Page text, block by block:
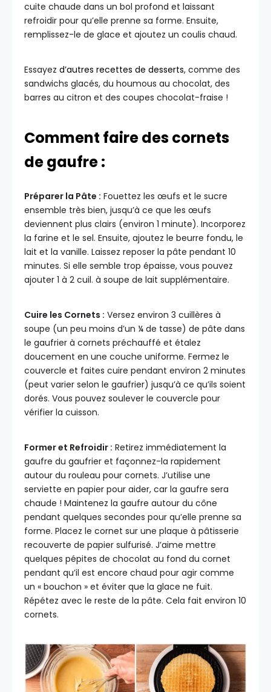
cuite chaude dans un bol profond et laissant
refroidir pour qu’elle prenne sa forme. Ensuite,
remplissez-le de glace et ajoutez un coulis chaud.
Essayez d’autres recettes de desserts, comme des
sandwichs glacés, du houmous au chocolat, des
barres au citron et des coupes chocolat-fraise !
Comment faire des cornets
de gaufre :
Préparer la Pâte : Fouettez les œufs et le sucre
ensemble très bien, jusqu’à ce que les œufs
deviennent plus clairs (environ 1 minute). Incorporez
la farine et le sel. Ensuite, ajoutez le beurre fondu, le
lait et la vanille. Laissez reposer la pâte pendant 10
minutes. Si elle semble trop épaisse, vous pouvez
ajouter 1 à 2 cuil. à soupe de lait supplémentaire.
Cuire les Cornets : Versez environ 3 cuillères à
soupe (un peu moins d’un ¼ de tasse) de pâte dans
le gaufrier à cornets préchauffé et étalez
doucement en une couche uniforme. Fermez le
couvercle et faites cuire pendant environ 2 minutes
(peut varier selon le gaufrier) jusqu’à ce qu’ils soient
dorés. Vous pouvez soulever le couvercle pour
vérifier la cuisson.
Former et Refroidir : Retirez immédiatement la
gaufre du gaufrier et façonnez-la rapidement
autour du rouleau pour cornets. J’utilise une
serviette en papier pour aider, car la gaufre sera
chaude ! Maintenez la gaufre autour du cône
pendant quelques secondes pour qu’elle prenne sa
forme. Placez le cornet sur une plaque à pâtisserie
recouverte de papier sulfurisé. J’aime mettre
quelques pépites de chocolat au fond du cornet
pendant qu’il est encore chaud pour agir comme
un « bouchon » et éviter que la glace ne fuit.
Répétez avec le reste de la pâte. Cela fait environ 10
cornets.